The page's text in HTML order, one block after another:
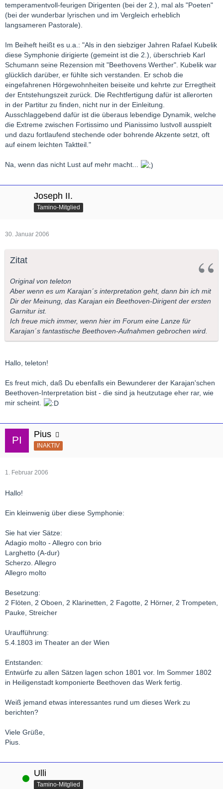
temperamentvoll-feurigen Dirigenten (bei der 2.), mal als "Poeten"
(bei der wunderbar lyrischen und im Vergleich erheblich
langsameren Pastorale).
Im Beiheft heißt es u.a.: "Als in den siebziger Jahren Rafael Kubelik
diese Symphonie dirigierte (gemeint ist die 2.), überschrieb Karl
Schumann seine Rezension mit "Beethovens Werther". Kubelik war
glücklich darüber, er fühlte sich verstanden. Er schob die
eingefahrenen Hörgewohnheiten beiseite und kehrte zur Erregtheit
der Entstehungszeit zurück. Die Rechtfertigung dafür ist allerorten
in der Partitur zu finden, nicht nur in der Einleitung.
Ausschlaggebend dafür ist die überaus lebendige Dynamik, welche
die Extreme zwischen Fortissimo und Pianissimo lustvoll ausspielt
und dazu fortlaufend stechende oder bohrende Akzente setzt, oft
auf einem leichten Taktteil."
Na, wenn das nicht Lust auf mehr macht...
Joseph II.
Tamino-Mitglied
30. Januar 2006
Zitat
Original von teleton
Aber wenn es um Karajan´s interpretation geht, dann bin ich mit
Dir der Meinung, das Karajan ein Beethoven-Dirigent der ersten
Garnitur ist.
Ich freue mich immer, wenn hier im Forum eine Lanze für
Karajan´s fantastische Beethoven-Aufnahmen gebrochen wird.
Hallo, teleton!
Es freut mich, daß Du ebenfalls ein Bewunderer der Karajan'schen
Beethoven-Interpretation bist - die sind ja heutzutage eher rar, wie
mir scheint.
Pius
INAKTIV
1. Februar 2006
Hallo!
Ein kleinwenig über diese Symphonie:
Sie hat vier Sätze:
Adagio molto - Allegro con brio
Larghetto (A-dur)
Scherzo. Allegro
Allegro molto
Besetzung:
2 Flöten, 2 Oboen, 2 Klarinetten, 2 Fagotte, 2 Hörner, 2 Trompeten,
Pauke, Streicher
Uraufführung:
5.4.1803 im Theater an der Wien
Entstanden:
Entwürfe zu allen Sätzen lagen schon 1801 vor. Im Sommer 1802
in Heiligenstadt komponierte Beethoven das Werk fertig.
Weiß jemand etwas interessantes rund um dieses Werk zu
berichten?
Viele Grüße,
Pius.
Online Ulli
Tamino-Mitglied